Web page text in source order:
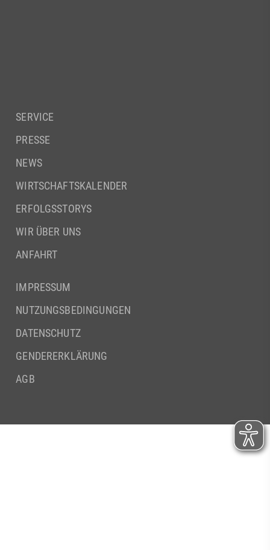
SERVICE
PRESSE
NEWS
WIRTSCHAFTSKALENDER
ERFOLGSSTORYS
WIR ÜBER UNS
ANFAHRT
IMPRESSUM
NUTZUNGSBEDINGUNGEN
DATENSCHUTZ
GENDERERKLÄRUNG
AGB